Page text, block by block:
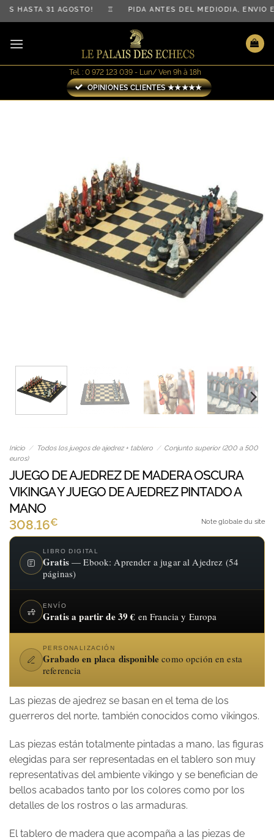
Saltar
al
contenido
HASTA 31 AGOSTO! ♖ PIDA ANTES DEL MEDIODÍA,
Tel. : 0 972 123 039 - Lun/ Ven 9h à 18h
OPINIONES CLIENTES ★★★★★
Inicio / Todos los juegos de ajedrez + tablero / Conjunto superior (200 a 500
euros)
JUEGO DE AJEDREZ DE MADERA OSCURA
VIKINGA Y JUEGO DE AJEDREZ PINTADO A
MANO
308.16€ Note globale du site
LIBRO DIGITAL
Gratis— Ebook: Aprender a jugar al Ajedrez (54
páginas)
ENVÍO
Gratis a partir de 39 € en Francia y Europa
PERSONALIZACIÓN
Grabado en placa disponible como opción en esta
referencia
Las piezas de ajedrez se basan en el tema de los
guerreros del norte, también conocidos como vikingos.
Las piezas están totalmente pintadas a mano, las figuras
elegidas para ser representadas en el tablero son muy
representativas del ambiente vikingo y se benefician de
bellos acabados tanto por los colores como por los
detalles de los rostros o las armaduras.
El tablero de madera que acompaña a las piezas de